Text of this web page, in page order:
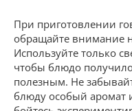
При приготовлении
обращайте внимание
Используйте только
чтобы блюдо
полезным. Не
блюду особый аромат